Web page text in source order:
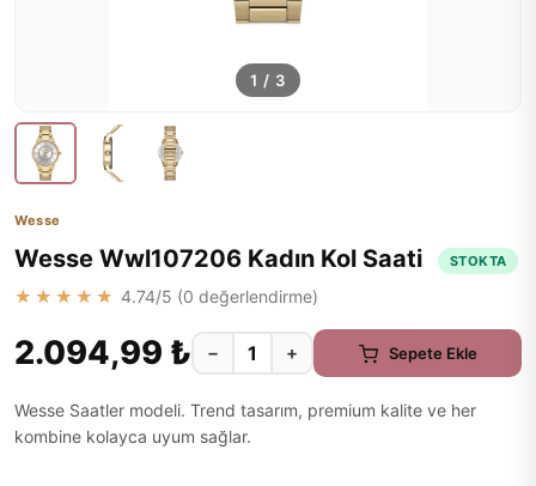
1 / 3
Wesse
Wesse Wwl107206 Kadın Kol Saati STOKTA
★★★★★ 4.74/5 (0 değerlendirme)
2.094,99 ₺ − + Sepete Ekle
Wesse Saatler modeli. Trend tasarım, premium kalite ve her
kombine kolayca uyum sağlar.